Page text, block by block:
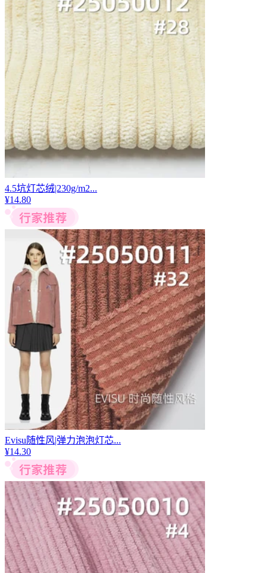
4.5坑灯芯绒|230g/m2...
¥14.80
Evisu随性风|弹力泡泡灯芯...
¥14.30